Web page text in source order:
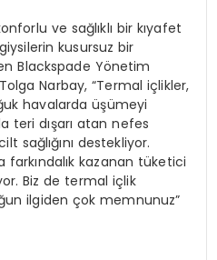
ve sağlıklı bir kıyafet
kusursuz bir
Blackspade Yönetim
Narbay, “Termal içlikler,
havalarda üşümeyi
teri dışarı atan nefes
sağlığını destekliyor.
kazanan tüketici
Biz de termal içlik
ilgiden çok memnunuz”